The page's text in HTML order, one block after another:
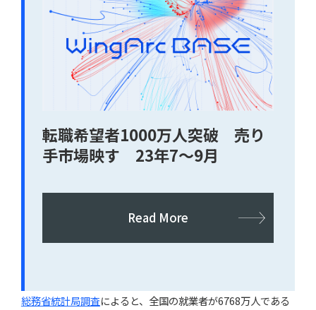
転職希望者1000万人突破 売り
手市場映す 23年7〜9月
Read More
総務省統計局調査によると、全国の就業者が6768万人である